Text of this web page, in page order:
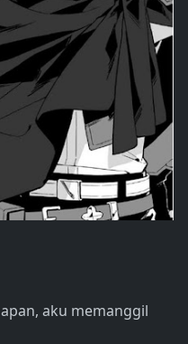
aku memanggil